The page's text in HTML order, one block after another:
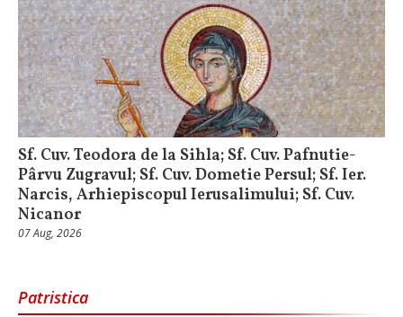
Sf. Cuv. Teodora de la Sihla; Sf. Cuv. Pafnutie-
Pârvu Zugravul; Sf. Cuv. Dometie Persul; Sf. Ier.
Narcis, Arhiepiscopul Ierusalimului; Sf. Cuv.
Nicanor
07 Aug, 2026
Patristica